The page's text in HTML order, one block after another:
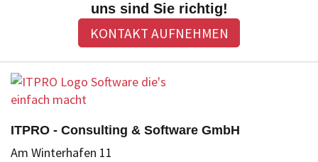
uns sind Sie richtig!
KONTAKT AUFNEHMEN
ITPRO - Consulting & Software GmbH
Am Winterhafen 11